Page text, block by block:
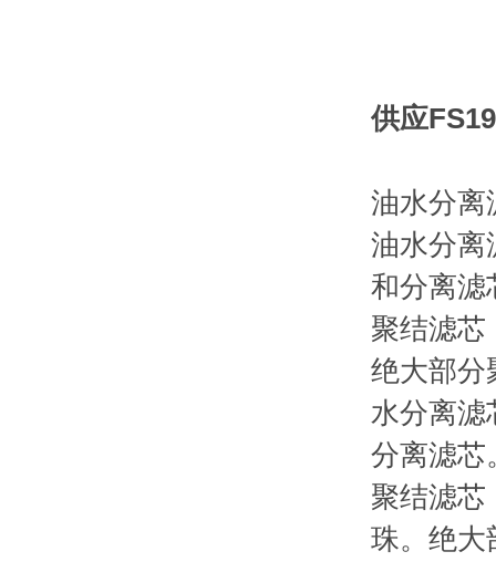
供应
油水分离
油水分离
和分离滤
聚结滤芯
绝大部分
水分离滤
分离滤
聚结滤
珠。绝